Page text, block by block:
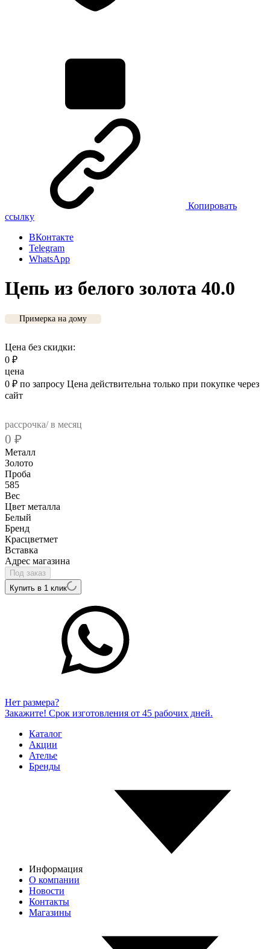
Копировать
ссылку
ВКонтакте
Telegram
WhatsApp
Цепь из белого золота 40.0
Примерка на дому
Цена без скидки:
0 ₽
цена
0 ₽ по запросу Цена действительна только при покупке через
сайт
рассрочка/ в месяц
0 ₽
Металл
Золото
Проба
585
Вес
Цвет металла
Белый
Бренд
Красцветмет
Вcтавка
Адрес магазина
Под заказ
Купить в 1 клик
Нет размера?
Закажите! Срок изготовления от 45 рабочих дней.
Каталог
Акции
Ателье
Бренды
Информация
О компании
Новости
Контакты
Магазины